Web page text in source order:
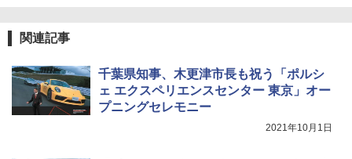
関連記事
千葉県知事、木更津市長も祝う「ポルシ
ェ エクスペリエンスセンター 東京」オー
プニングセレモニー
2021年10月1日